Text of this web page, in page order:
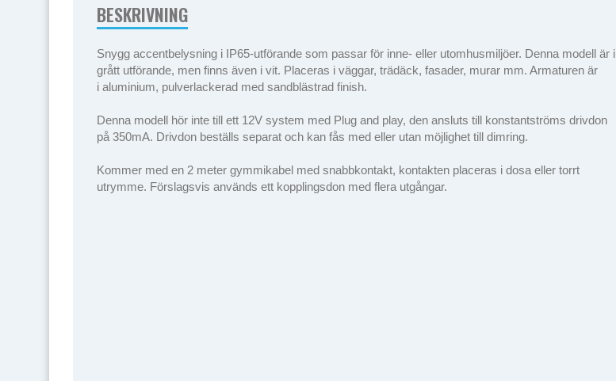
BESKRIVNING
Snygg accentbelysning i IP65-utförande som passar för inne- eller utomhusmiljöer. Denna modell är i
grått utförande, men finns även i vit. Placeras i väggar, trädäck, fasader, murar mm. Armaturen är
i aluminium, pulverlackerad med sandblästrad finish.
Denna modell hör inte till ett 12V system med Plug and play, den ansluts till konstantströms drivdon
på 350mA. Drivdon beställs separat och kan fås med eller utan möjlighet till dimring.
Kommer med en 2 meter gymmikabel med snabbkontakt, kontakten placeras i dosa eller torrt
utrymme. Förslagsvis används ett kopplingsdon med flera utgångar.